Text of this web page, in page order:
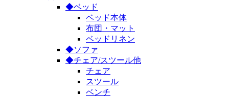
◆ベッド
ベッド本体
布団・マット
ベッドリネン
◆ソファ
◆チェア/スツール他
チェア
スツール
ベンチ